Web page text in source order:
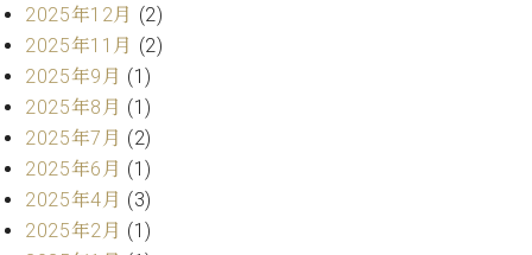
ン
ド
ピ
ア
C.
ベ
ヒ
績
ホ
ス
タ
ジ
オ
店
主
ベ
ン
ト
コ
ュ
タ
イ
ン
・
セ
ン
ト
ラ
ム
2025年12月 (2)
2025年11月 (2)
2025年9月 (1)
2025年8月 (1)
2025年7月 (2)
2025年6月 (1)
2025年4月 (3)
2025年2月 (1)